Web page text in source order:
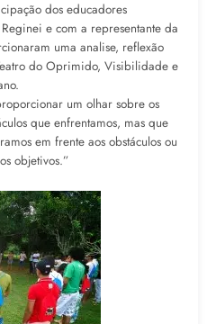
dos educadores
e com a representante da
uma analise, reflexão
do Oprimido, Visibilidade e
um olhar sobre os
que enfrentamos, mas que
em frente aos obstáculos ou
objetivos.”